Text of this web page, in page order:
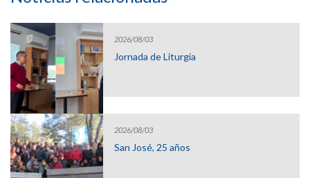
2026/08/03
Jornada de Liturgia
2026/08/03
San José, 25 años